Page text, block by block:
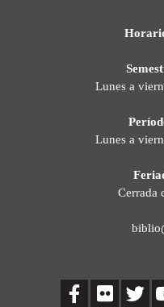
Lunes a
Lunes a
Cerrada